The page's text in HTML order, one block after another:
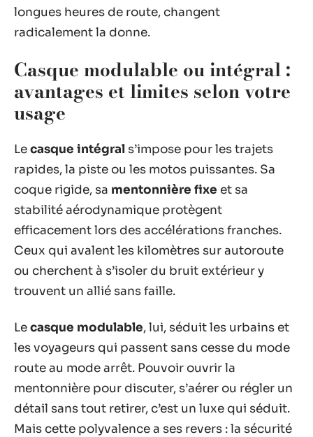
longues heures de route, changent
radicalement la donne.
Casque modulable ou intégral :
avantages et limites selon votre
usage
Lecasque intégral s’impose pour les trajets
rapides, la piste ou les motos puissantes. Sa
coque rigide, sa mentonnière fixe et sa
stabilité aérodynamique protègent
efficacement lors des accélérations franches.
Ceux qui avalent les kilomètres sur autoroute
ou cherchent à s’isoler du bruit extérieur y
trouvent un allié sans faille.
Lecasque modulable, lui, séduit les urbains et
les voyageurs qui passent sans cesse du mode
route au mode arrêt. Pouvoir ouvrir la
mentonnière pour discuter, s’aérer ou régler un
détail sans tout retirer, c’est un luxe qui séduit.
Mais cette polyvalence a ses revers : la sécurité